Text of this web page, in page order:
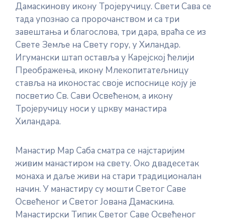
Дамаскинову икону Тројеручицу. Свети Сава се
тада упознао са пророчанством и са три
завештања и благослова, три дара, враћа се из
Свете Земље на Свету гору, у Хиландар.
Игумански штап оставља у Карејској ћелији
Преображења, икону Млекопитатељницу
ставља на иконостас своје испоснице коју је
посветио Св. Сави Освећеном, а икону
Тројеручицу носи у цркву манастира
Хиландара.
Манастир Мар Саба сматра се најстаријим
живим манастиром на свету. Око двадесетак
монаха и даље живи на стари традиционалан
начин. У манастиру су мошти Светог Саве
Освећеног и Светог Јована Дамаскина.
Манастирски Типик Светог Саве Освећеног